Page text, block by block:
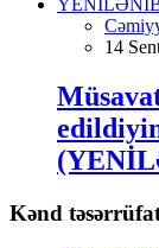
14
Kənd